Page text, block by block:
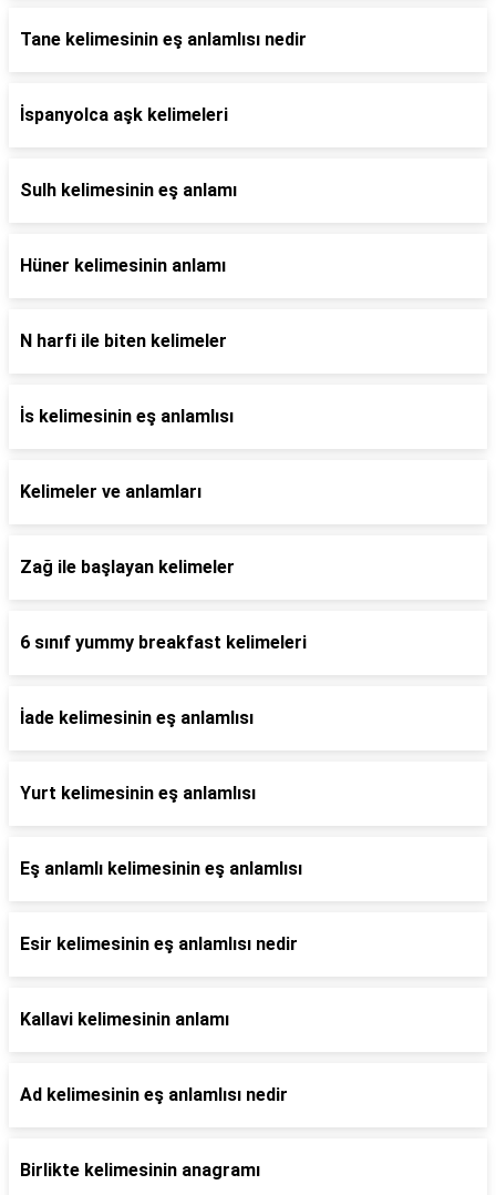
Tane kelimesinin eş anlamlısı nedir
İspanyolca aşk kelimeleri
Sulh kelimesinin eş anlamı
Hüner kelimesinin anlamı
N harfi ile biten kelimeler
İs kelimesinin eş anlamlısı
Kelimeler ve anlamları
Zağ ile başlayan kelimeler
6 sınıf yummy breakfast kelimeleri
İade kelimesinin eş anlamlısı
Yurt kelimesinin eş anlamlısı
Eş anlamlı kelimesinin eş anlamlısı
Esir kelimesinin eş anlamlısı nedir
Kallavi kelimesinin anlamı
Ad kelimesinin eş anlamlısı nedir
Birlikte kelimesinin anagramı